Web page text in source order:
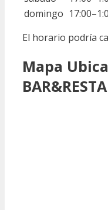
domingo
El horario podría
Mapa